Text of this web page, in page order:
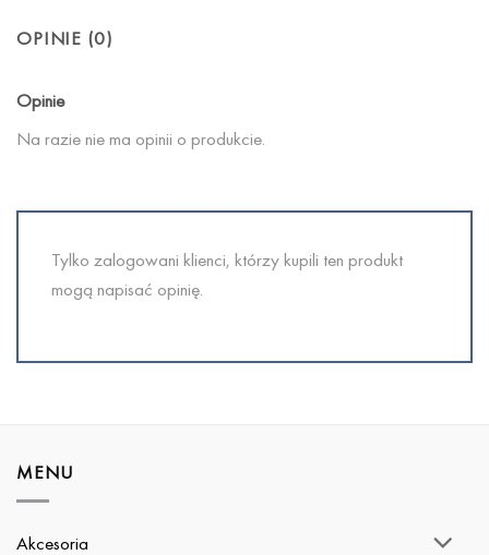
OPINIE (0)
Opinie
Na razie nie ma opinii o produkcie.
Tylko zalogowani klienci, którzy kupili ten produkt
mogą napisać opinię.
MENU
Akcesoria